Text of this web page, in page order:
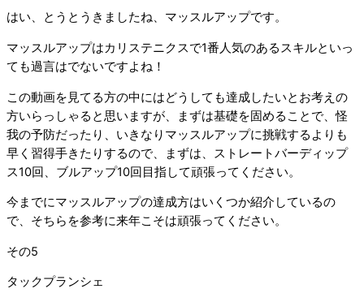
はい、とうとうきましたね、マッスルアップです。
マッスルアップはカリステニクスで1番人気のあるスキルといっ
ても過言はでないですよね！
この動画を見てる方の中にはどうしても達成したいとお考えの
方いらっしゃると思いますが、まずは基礎を固めることで、怪
我の予防だったり、いきなりマッスルアップに挑戦するよりも
早く習得手きたりするので、まずは、ストレートバーディップ
ス10回、ブルアップ10回目指して頑張ってください。
今までにマッスルアップの達成方はいくつか紹介しているの
で、そちらを参考に来年こそは頑張ってください。
その5
タックプランシェ